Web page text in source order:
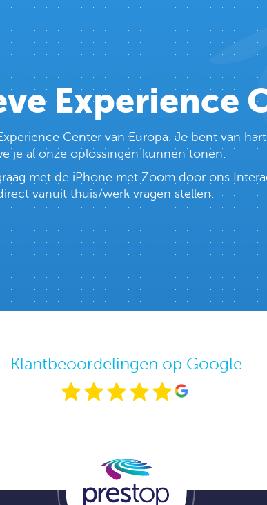
Experience
Center van Europa. Je bent van
je al onze oplossingen kunnen tonen.
met de iPhone met Zoom door ons
vanuit thuis/werk vragen stellen.
Klantbeoordelingen op Google